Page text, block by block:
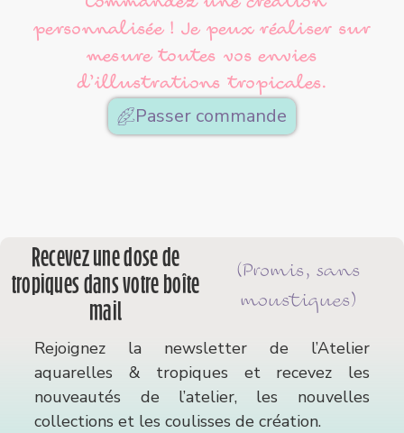
personnalisée ! Je peux réaliser sur
mesure toutes vos envies
d’illustrations tropicales.
Passer commande
Recevez une dose de
tropiques dans votre boîte
mail
(Promis, sans
moustiques)
Rejoignez la newsletter de l’Atelier
aquarelles & tropiques et recevez les
nouveautés de l’atelier, les nouvelles
collections et les coulisses de création.